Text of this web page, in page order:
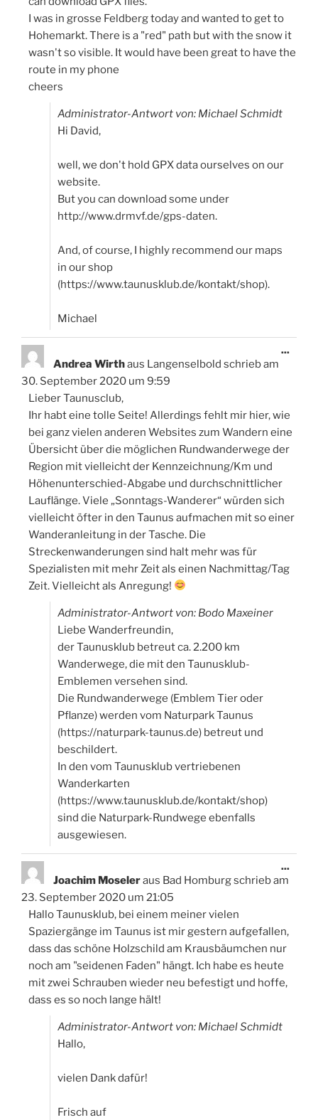
I was in grosse Feldberg today and wanted to get to
Hohemarkt. There is a "red" path but with the snow it
wasn't so visible. It would have been great to have the
route in my phone
cheers
Administrator-Antwort von: Michael Schmidt
Hi David,
well, we don't hold GPX data ourselves on our
website.
But you can download some under
http://www.drmvf.de/gps-daten.
And, of course, I highly recommend our maps
in our shop
(https://www.taunusklub.de/kontakt/shop).
Michael
Andrea Wirthaus Langenselbold schrieb am
30. September 2020 um 9:59
Lieber Taunusclub,
Ihr habt eine tolle Seite! Allerdings fehlt mir hier, wie
bei ganz vielen anderen Websites zum Wandern eine
Übersicht über die möglichen Rundwanderwege der
Region mit vielleicht der Kennzeichnung/Km und
Höhenunterschied-Abgabe und durchschnittlicher
Lauflänge. Viele „Sonntags-Wanderer“ würden sich
vielleicht öfter in den Taunus aufmachen mit so einer
Wanderanleitung in der Tasche. Die
Streckenwanderungen sind halt mehr was für
Spezialisten mit mehr Zeit als einen Nachmittag/Tag
Zeit. Vielleicht als Anregung!
Administrator-Antwort von: Bodo Maxeiner
Liebe Wanderfreundin,
der Taunusklub betreut ca. 2.200 km
Wanderwege, die mit den Taunusklub-
Emblemen versehen sind.
Die Rundwanderwege (Emblem Tier oder
Pflanze) werden vom Naturpark Taunus
(https://naturpark-taunus.de) betreut und
beschildert.
In den vom Taunusklub vertriebenen
Wanderkarten
(https://www.taunusklub.de/kontakt/shop)
sind die Naturpark-Rundwege ebenfalls
ausgewiesen.
...
Joachim Moseleraus Bad Homburgschrieb am
23. September 2020 um 21:05
Hallo Taunusklub, bei einem meiner vielen
Spaziergänge im Taunus ist mir gestern aufgefallen,
dass das schöne Holzschild am Krausbäumchen nur
noch am "seidenen Faden" hängt. Ich habe es heute
mit zwei Schrauben wieder neu befestigt und hoffe,
dass es so noch lange hält!
Administrator-Antwort von: Michael Schmidt
Hallo,
vielen Dank dafür!
Frisch auf
...